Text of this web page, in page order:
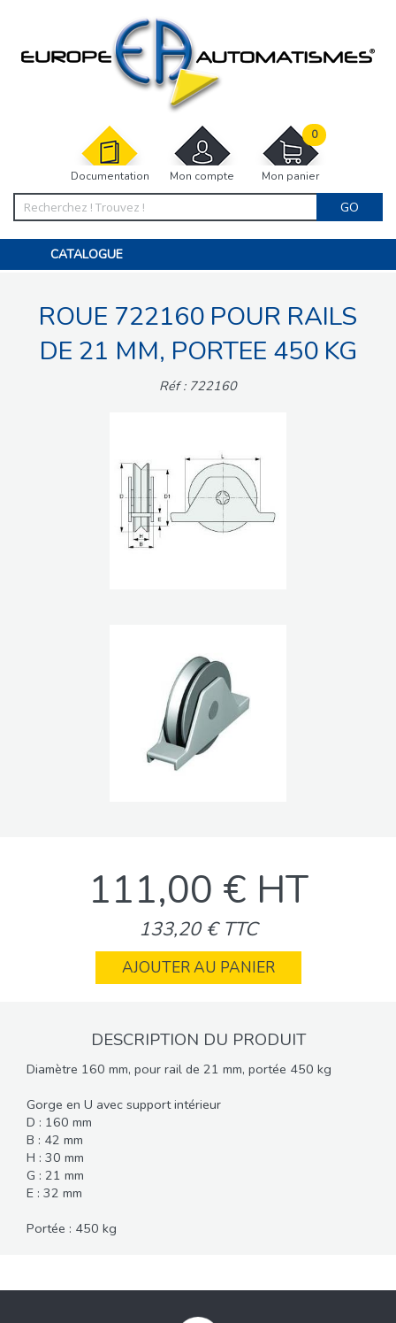
Documentation Mon compte Mon panier
0
GO
CATALOGUE
MOTORISATIONS
ACCESSOIRES ET ELECTRONIQUES
INTERPHONES VISIOPHONES
ROUE 722160 POUR RAILS
DE 21 MM, PORTEE 450 KG
Réf : 722160
111,00 € HT
133,20 € TTC
AJOUTER AU PANIER
DESCRIPTION DU PRODUIT
Diamètre 160 mm, pour rail de 21 mm, portée 450 kg
Gorge en U avec support intérieur
D : 160 mm
B : 42 mm
H : 30 mm
G : 21 mm
E : 32 mm
Portée : 450 kg